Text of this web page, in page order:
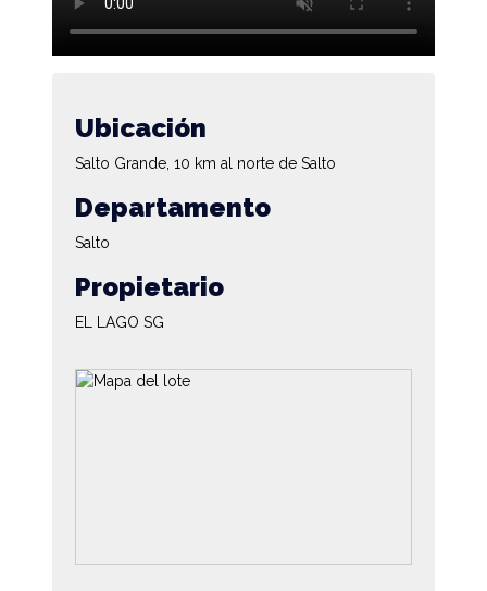
Ubicación
Salto Grande, 10 km al norte de Salto
Departamento
Salto
Propietario
EL LAGO SG